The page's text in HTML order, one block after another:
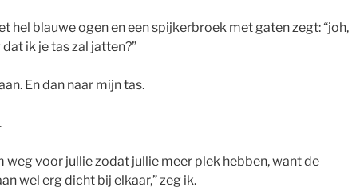
hel blauwe ogen en een spijkerbroek met gaten zegt: “joh,
ik je tas zal jatten?”
En dan naar mijn tas.
weg voor jullie zodat jullie meer plek hebben, want de
wel erg dicht bij elkaar,” zeg ik.